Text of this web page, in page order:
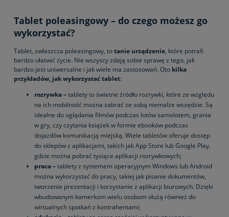
Tablet poleasingowy – do czego możesz go
wykorzystać?
Tablet, zwłaszcza poleasingowy, totanie urządzenie, które potrafi
bardzo ułatwić życie. Nie wszyscy zdają sobie sprawę z tego, jak
bardzo jest uniwersalne i jak wiele ma zastosowań. Oto kilka
przykładów, jak wykorzystać tablet:
rozrywka –tablety to świetne źródło rozrywki, które ze względu
na ich mobilność można zabrać ze sobą niemalże wszędzie. Są
idealne do oglądania filmów podczas lotów samolotem, grania
w gry, czy czytania książek w formie ebooków podczas
dojazdów komunikacją miejską. Wiele tabletów oferuje dostęp
do sklepów z aplikacjami, takich jak App Store lub Google Play,
gdzie można pobrać tysiące aplikacji rozrywkowych;
praca –tablety z systemem operacyjnym Windows lub Android
można wykorzystać do pracy, takiej jak pisanie dokumentów,
tworzenie prezentacji i korzystanie z aplikacji biurowych. Dzięki
wbudowanym kamerkom wielu osobom służą również do
wirtualnych spotkań z kontrahentami;